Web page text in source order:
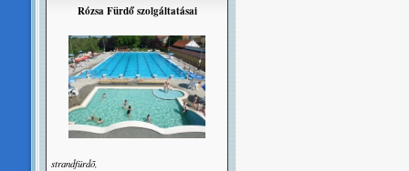
Rózsa Fürdő szolgáltatásai
strandfürdõ,